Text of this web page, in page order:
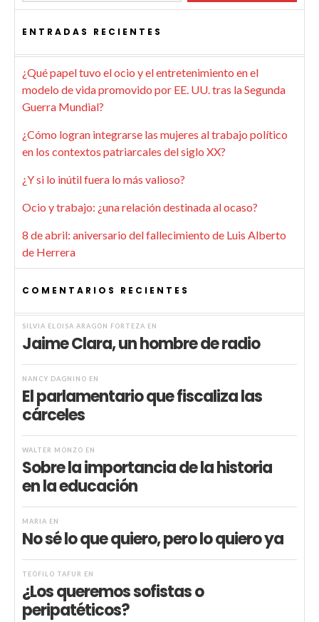
ENTRADAS RECIENTES
¿Qué papel tuvo el ocio y el entretenimiento en el
modelo de vida promovido por EE. UU. tras la Segunda
Guerra Mundial?
¿Cómo logran integrarse las mujeres al trabajo político
en los contextos patriarcales del siglo XX?
¿Y si lo inútil fuera lo más valioso?
Ocio y trabajo: ¿una relación destinada al ocaso?
8 de abril: aniversario del fallecimiento de Luis Alberto
de Herrera
COMENTARIOS RECIENTES
SILVIA ELOISA ARAGÓN FORTEZA EN
Jaime Clara, un hombre de radio
NANCY DAGNINO EN
El parlamentario que fiscaliza las
cárceles
WALTER MONZÓ EN
Sobre la importancia de la historia
en la educación
MARIA EN
No sé lo que quiero, pero lo quiero ya
TEÓFILO TAFUR EN
¿Los queremos sofistas o
peripatéticos?